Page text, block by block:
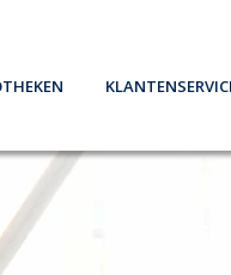
een hypotheek. Wat nu?
informatie en Tips